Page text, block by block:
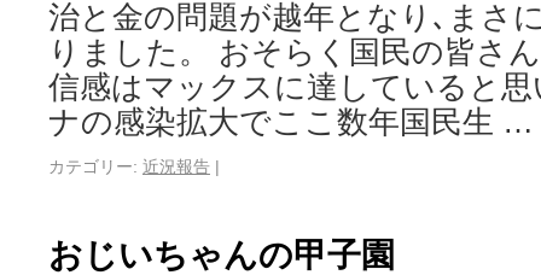
治と金の問題が越年となり､まさ
りました。 おそらく国民の皆さ
信感はマックスに達していると
ナの感染拡大でここ数年国民生 …
カテゴリー: 近況報告 |
おじいちゃんの甲子園